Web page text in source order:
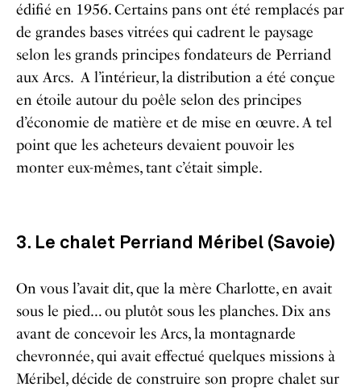
édifié en 1956. Certains pans ont été remplacés par
de grandes bases vitrées qui cadrent le paysage
selon les grands principes fondateurs de Perriand
aux Arcs. A l’intérieur, la distribution a été conçue
en étoile autour du poêle selon des principes
d’économie de matière et de mise en œuvre. A tel
point que les acheteurs devaient pouvoir les
monter eux-mêmes, tant c’était simple.
3. Le chalet Perriand Méribel (Savoie)
On vous l’avait dit, que la mère Charlotte, en avait
sous le pied… ou plutôt sous les planches. Dix ans
avant de concevoir les Arcs, la montagnarde
chevronnée, qui avait effectué quelques missions à
Méribel, décide de construire son propre chalet sur